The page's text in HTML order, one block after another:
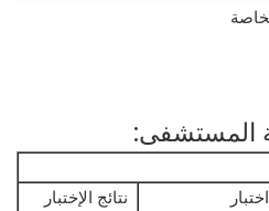
المستشفى:
نتائج الإختبار